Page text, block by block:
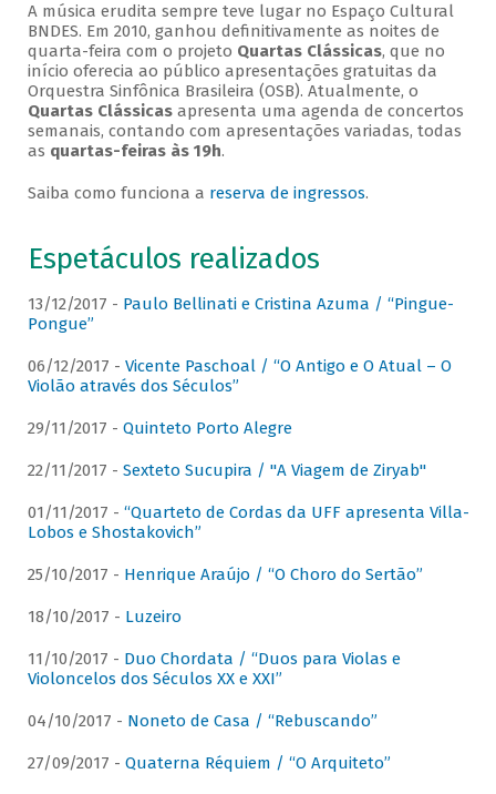
A música erudita sempre teve lugar no Espaço Cultural
BNDES. Em 2010, ganhou definitivamente as noites de
quarta-feira com o projeto Quartas Clássicas, que no
início oferecia ao público apresentações gratuitas da
Orquestra Sinfônica Brasileira (OSB). Atualmente, o
Quartas Clássicasapresenta uma agenda de concertos
semanais, contando com apresentações variadas, todas
as quartas-feiras às 19h.
Saiba como funciona a reserva de ingressos.
Espetáculos realizados
13/12/2017 - Paulo Bellinati e Cristina Azuma / “Pingue-
Pongue”
06/12/2017 - Vicente Paschoal / “O Antigo e O Atual – O
Violão através dos Séculos”
29/11/2017 - Quinteto Porto Alegre
22/11/2017 - Sexteto Sucupira / "A Viagem de Ziryab"
01/11/2017 - “Quarteto de Cordas da UFF apresenta Villa-
Lobos e Shostakovich”
25/10/2017 - Henrique Araújo / “O Choro do Sertão”
18/10/2017 - Luzeiro
11/10/2017 - Duo Chordata / “Duos para Violas e
Violoncelos dos Séculos XX e XXI”
04/10/2017 - Noneto de Casa / “Rebuscando”
27/09/2017 - Quaterna Réquiem / “O Arquiteto”